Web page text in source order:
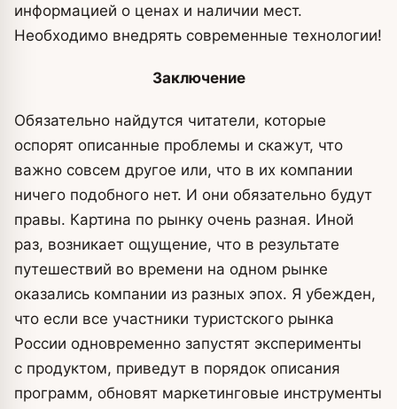
информацией о ценах и наличии мест.
Необходимо внедрять современные технологии!
Заключение
Обязательно найдутся читатели, которые
оспорят описанные проблемы и скажут, что
важно совсем другое или, что в их компании
ничего подобного нет. И они обязательно будут
правы. Картина по рынку очень разная. Иной
раз, возникает ощущение, что в результате
путешествий во времени на одном рынке
оказались компании из разных эпох. Я убежден,
что если все участники туристского рынка
России одновременно запустят эксперименты
с продуктом, приведут в порядок описания
программ, обновят маркетинговые инструменты